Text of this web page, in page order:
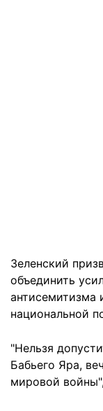
Зеленский
объединить
антисемитизма
национальной
"Нельзя
Бабьего Яра,
мировой